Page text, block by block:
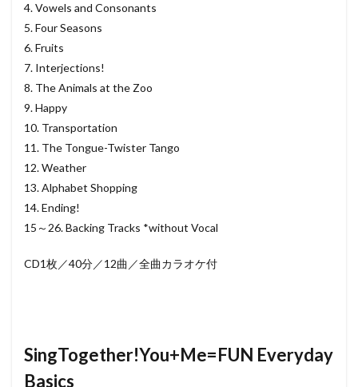
4. Vowels and Consonants
5. Four Seasons
6. Fruits
7. Interjections!
8. The Animals at the Zoo
9. Happy
10. Transportation
11. The Tongue-Twister Tango
12. Weather
13. Alphabet Shopping
14. Ending!
15～26. Backing Tracks *without Vocal
CD1枚／40分／12曲／全曲カラオケ付
SingTogether!You+Me=FUN Everyday
Basics